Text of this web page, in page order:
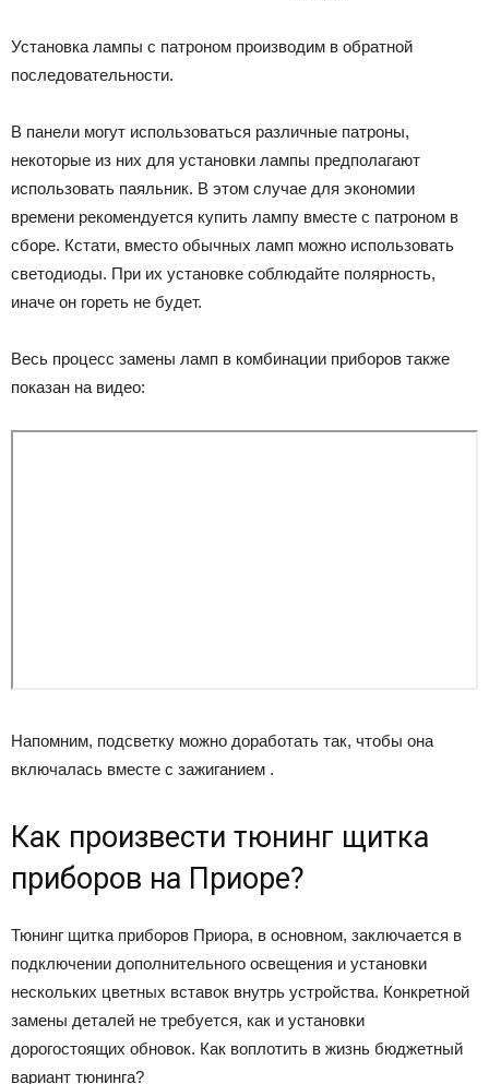
Установка лампы с патроном производим в обратной
последовательности.
В панели могут использоваться различные патроны,
некоторые из них для установки лампы предполагают
использовать паяльник. В этом случае для экономии
времени рекомендуется купить лампу вместе с патроном в
сборе. Кстати, вместо обычных ламп можно использовать
светодиоды. При их установке соблюдайте полярность,
иначе он гореть не будет.
Весь процесс замены ламп в комбинации приборов также
показан на видео:
Напомним, подсветку можно доработать так, чтобы она
включалась вместе с зажиганием .
Как произвести тюнинг щитка
приборов на Приоре?
Тюнинг щитка приборов Приора, в основном, заключается в
подключении дополнительного освещения и установки
нескольких цветных вставок внутрь устройства. Конкретной
замены деталей не требуется, как и установки
дорогостоящих обновок. Как воплотить в жизнь бюджетный
вариант тюнинга?